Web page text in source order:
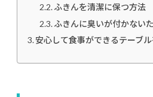
ふきんを清潔に保つ方法
ふきんに臭いが付かない
安心して食事ができるテーブ